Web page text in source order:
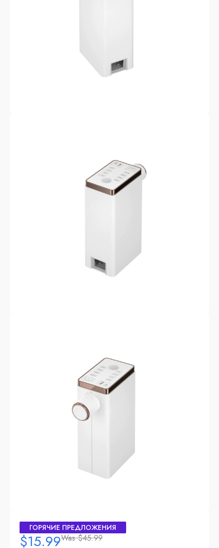
ГОРЯЧИЕ ПРЕДЛОЖЕНИЯ
$15.99Was$45.99